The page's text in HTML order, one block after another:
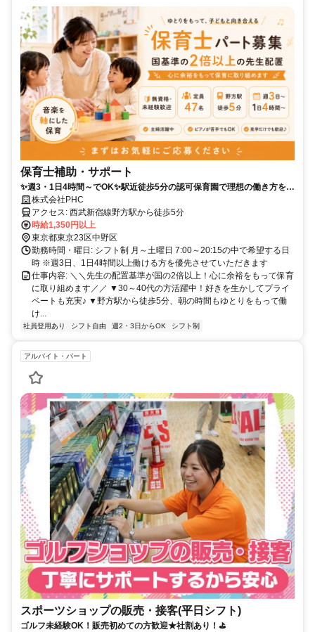
保育士補助・サポート
✨週3・1日4時間～でOK✨駅近徒歩5分の認可保育園で理想の働き方を実
現！株式会社PHC
アクセス: 西武新宿線野方駅から徒歩5分
時給1,350円以上
東京都東京23区中野区
勤務時間・曜日: シフト制 月～土曜日 7:00～20:15の中で希望する日
時 ※週3日、1日4時間以上働ける方を優先させていただきます
仕事内容: ＼＼先生の配置基準が国の2倍以上！心に余裕をもって保育
に取り組めます／／ ▼30～40代の方活躍中！好きを生かしてプライ
ベートも充実♪ ▼野方駅から徒歩5分、朝の時間もゆとりをもって働
け...
社員登用あり シフト自由 週2・3日からOK シフト制
アルバイト・パート
スポーツショップの販売・接客(平日シフト)
ゴルフ未経験OK！販売初めての方歓迎★社割あり！⛳